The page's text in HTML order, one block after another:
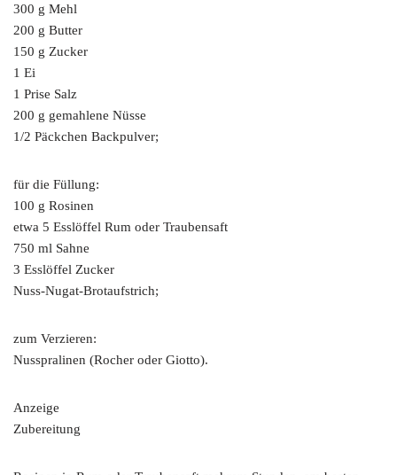
300 g Mehl
200 g Butter
150 g Zucker
1 Ei
1 Prise Salz
200 g gemahlene Nüsse
1/2 Päckchen Backpulver;
für die Füllung:
100 g Rosinen
etwa 5 Esslöffel Rum oder Traubensaft
750 ml Sahne
3 Esslöffel Zucker
Nuss-Nugat-Brotaufstrich;
zum Verzieren:
Nusspralinen (Rocher oder Giotto).
Anzeige
Zubereitung